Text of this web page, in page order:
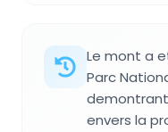
Le mont a
Parc
envers la